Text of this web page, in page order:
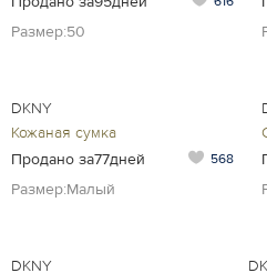
Размер:50
DKNY
Кожаная сумка
Продано за77дней
568
Размер:Малый
DKNY